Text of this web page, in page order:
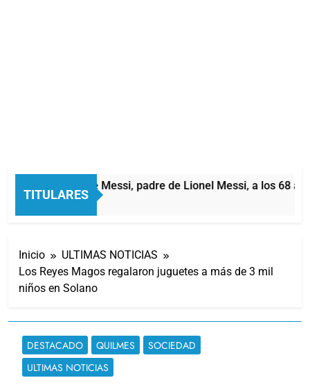
TITULARES
Murió Jorge Messi, padre de Lionel Messi, a los 68 años
2 Horas Atrás
Inicio
ULTIMAS NOTICIAS
Los Reyes Magos regalaron juguetes a más de 3 mil
niños en Solano
DESTACADO QUILMES
SOCIEDAD
ULTIMAS NOTICIAS